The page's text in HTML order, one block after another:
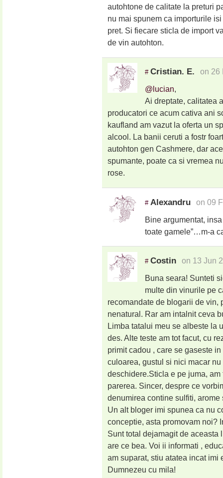
autohtone de calitate la preturi
nu mai spunem ca importurile
pret. Si fiecare sticla de import
de vin autohton.
# Cristian. E. on 26
@lucian,
Ai dreptate, calitatea
producatori ce acum cativa ani
kaufland am vazut la oferta un
alcool. La banii ceruti a fostr
autohton gen Cashmere, dar
spumante, poate ca si vremea
rose.
# Alexandru on 09
Bine argumentat,
toate gamele”…m-a
# Costin on 13 Jun
Buna seara! Sunteti
multe din vinurile pe
recomandate de blogarii de vin,
nenatural. Rar am intalnit ceva
Limba tatalui meu se albeste la
des. Alte teste am tot facut, cu
primit cadou , care se gaseste
culoarea, gustul si nici macar
deschidere.Sticla e pe juma,
parerea. Sincer, despre ce
denumirea contine sulfiti,
Un alt bloger imi spunea ca nu
conceptie, asta promovam noi?
Sunt total dejamagit de aceasta
are ce bea. Voi ii informati ,
am suparat, stiu atatea incat imi
Dumnezeu cu mila!